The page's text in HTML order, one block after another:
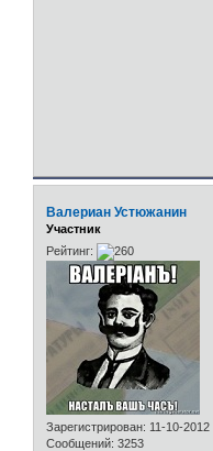
Валериан Устюжанин
Участник
Рейтинг:
Зарегистрирован: 11-10-2012
Сообщений: 3253